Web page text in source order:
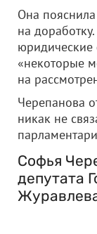
Она
на
«некоторые
на
Черепанова
никак не
Софья
депутата